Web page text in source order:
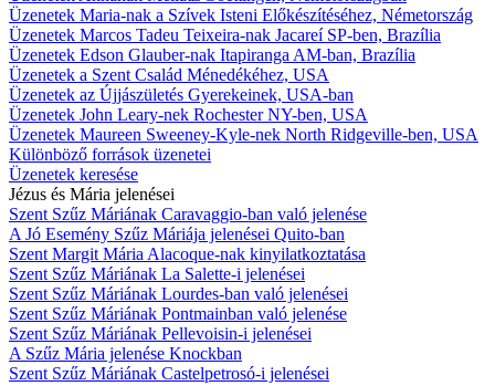
Üzenetek Maria-nak a Szívek Isteni Előkészítéséhez, Németország
Üzenetek Marcos Tadeu Teixeira-nak Jacareí SP-ben, Brazília
Üzenetek Edson Glauber-nak Itapiranga AM-ban, Brazília
Üzenetek a Szent Család Ménedékéhez, USA
Üzenetek az Újjászületés Gyerekeinek, USA-ban
Üzenetek John Leary-nek Rochester NY-ben, USA
Üzenetek Maureen Sweeney-Kyle-nek North Ridgeville-ben, USA
Különböző források üzenetei
Üzenetek keresése
Jézus és Mária jelenései
Szent Szűz Máriának Caravaggio-ban való jelenése
A Jó Esemény Szűz Máriája jelenései Quito-ban
Szent Margit Mária Alacoque-nak kinyilatkoztatása
Szent Szűz Máriának La Salette-i jelenései
Szent Szűz Máriának Lourdes-ban való jelenései
Szent Szűz Máriának Pontmainban való jelenése
Szent Szűz Máriának Pellevoisin-i jelenései
A Szűz Mária jelenése Knockban
Szent Szűz Máriának Castelpetrosó-i jelenései